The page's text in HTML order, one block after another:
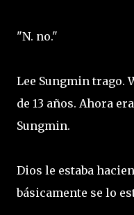
"N. no."
Lee Sungmin trago.
de 13 años. Ahora
Sungmin.
Dios le estaba
básicamente se lo